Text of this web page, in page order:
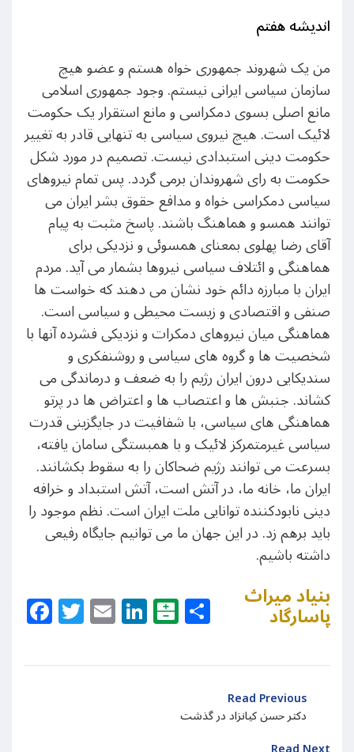
اندیشه هفتم
من یک شهروند جمهوری خواه هستم و عضو هیچ
سازمان سیاسی ایرانی نیستم. وجود جمهوری اسلامی
مانع اصلی بسوی دمکراسی و مانع استقرار یک حکومت
لائیک است. هیچ نیروی سیاسی به تنهایی قادر به تغییر
حکومت دینی استبدادی نیست. تصمیم در مورد شکل
حکومت به رای شهروندان برمی گردد. پس تمام نیروهای
سیاسی دمکراسی خواه و مدافع حقوق بشر ایران می
توانند همسو و هماهنگ باشند. پاسخ مثبت به پیام
آقای رضا پهلوی بمعنای همسوئی و نزدیکی برای
هماهنگی و ائتلاف سیاسی نیروها بشمار می آید. مردم
ایران با مبارزه دائم خود نشان می دهند که خواست ها
صنفی و اقتصادی و زیست محیطی و سیاسی است.
هماهنگی میان نیروهای دمکرات و نزدیکی فشرده آنها با
شخصیت ها و گروه های سیاسی و روشنفکری و
سندیکایی درون ایران رژیم را به ضعف و درماندگی می
کشاند. جنبش ها و اعتصاب ها و اعتراض ها در پرتو
هماهنگی های سیاسی، با شفافیت در جایگزینی قدرت
سیاسی غیرمتمرکز لائیک و با همبستگی سامان یافته،
بسرعت می توانند رژیم ضحاکان را به سقوط بکشانند.
ایران ما، خانه ما، در آتش است، آتش استبداد و خرافه
دینی نابودکننده توانایی ملت ایران است. نظم موجود را
باید برهم زد. در این جهان ما می توانیم جایگاه رفیعی
داشته باشیم.
Facebook
Twitter
EmailLinkedIn
Balatarin
Share
بنیاد میراث
پاسارگاد
Read Previous
دکتر حسن کیانزاد در گذشت